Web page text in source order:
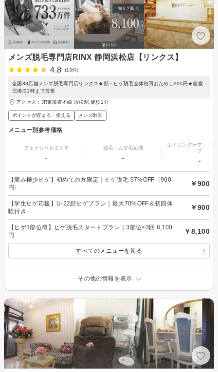
メンズ脱毛専門店RINX 静岡浜松店【リンクス】
4.8
(13件)
全国88店舗メンズ脱毛専門店リンクス★顔・ヒゲ脱毛全体初回おためし900円★個室
完備/21時まで営業
アクセス：JR東海道本線 浜松駅 徒歩1分
ポイントが貯まる・使える メンズ歓迎
メニュー別参考価格
フェイシャルエステ
-
脱毛・ムダ毛処理
-
エイジングケア・リ
プ
-
【痛み極少ヒゲ】初めての方限定｜ヒゲ脱毛 97%OFF〈900
円〉
￥900
【学生ヒゲ応援】U-22顔ヒゲプラン｜最大70%OFF＆初回体
験付き
￥900
【ヒゲ3部位得】ヒゲ脱毛スタートプラン｜3部位×3回 8,100
円
￥8,100
すべてのメニューを見る
その他の情報を表示